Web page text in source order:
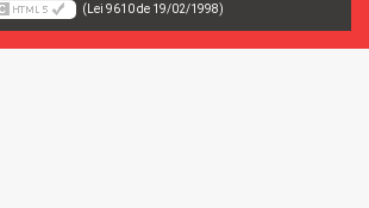
(Lei 9610 de 19/02/1998)